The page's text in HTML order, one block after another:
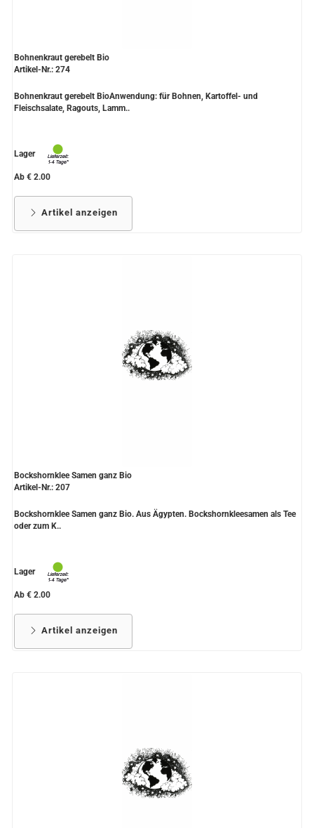
Bohnenkraut gerebelt Bio
Artikel-Nr.: 274
Bohnenkraut gerebelt BioAnwendung: für Bohnen, Kartoffel- und
Fleischsalate, Ragouts, Lamm..
Lager
Ab € 2.00
Artikel anzeigen
Bockshornklee Samen ganz Bio
Artikel-Nr.: 207
Bockshornklee Samen ganz Bio. Aus Ägypten. Bockshornkleesamen als Tee
oder zum K..
Lager
Ab € 2.00
Artikel anzeigen